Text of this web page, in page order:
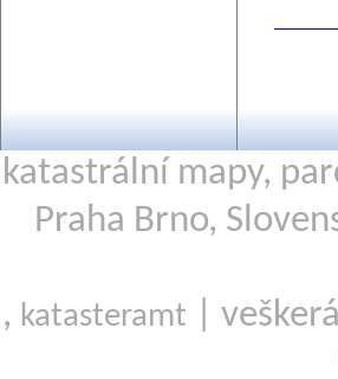
katastrální mapy,
Praha Brno,
, katasteramt
|